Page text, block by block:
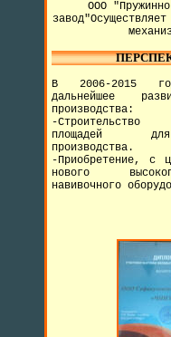
ООО
В 2006-2015
дальнейшее
производства:
-Строительство
площадей
производства.
-Приобретение, с
нового
навивочного